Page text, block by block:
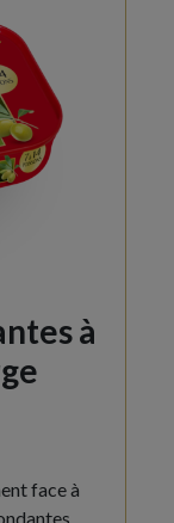
à
face à